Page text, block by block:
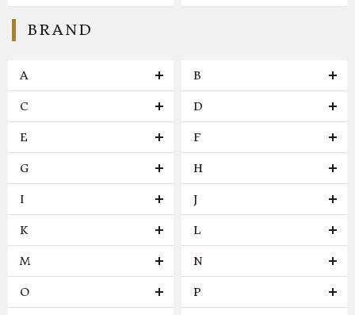
BRAND
A B
C D
E F
G H
I J
K L
M N
O P